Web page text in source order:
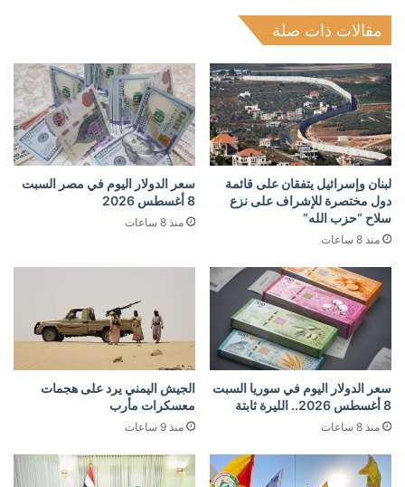
مقالات ذات صلة
لبنان وإسرائيل يتفقان على قائمة
دول مختصرة للإشراف على نزع
سلاح “حزب الله”
منذ 8 ساعات
سعر الدولار اليوم في مصر السبت
8 أغسطس 2026
منذ 8 ساعات
سعر الدولار اليوم في سوريا السبت
8 أغسطس 2026.. الليرة ثابتة
منذ 8 ساعات
الجيش اليمني يرد على هجمات
معسكرات مأرب
منذ 9 ساعات